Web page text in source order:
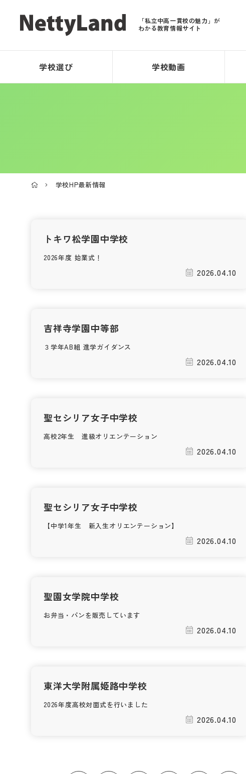
「私立中高一貫校の魅力」が
わかる教育情報サイト
学校選び 学校動画
学校HP最新情報
トキワ松学園中学校
2026年度 始業式！
2026.04.10
吉祥寺学園中等部
３学年AB組 進学ガイダンス
2026.04.10
聖セシリア女子中学校
高校2年生 進級オリエンテーション
2026.04.10
聖セシリア女子中学校
【中学1年生 新入生オリエンテーション】
2026.04.10
聖園女学院中学校
お弁当・パンを販売しています
2026.04.10
東洋大学附属姫路中学校
2026年度高校対面式を行いました
2026.04.10